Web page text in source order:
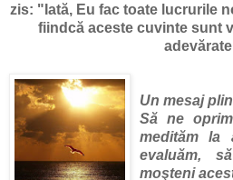
zis: "Iată, Eu fac toate lucrurile
fiindcă aceste cuvinte sunt
Un mesaj
Să ne
medităm la
evaluăm,
moşteni